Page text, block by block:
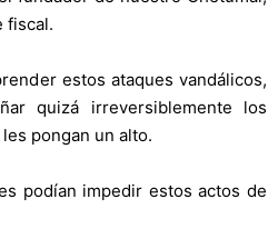
fiscal.
estos ataques vandálicos,
quizá irreversiblemente los
pongan un alto.
podían impedir estos actos de